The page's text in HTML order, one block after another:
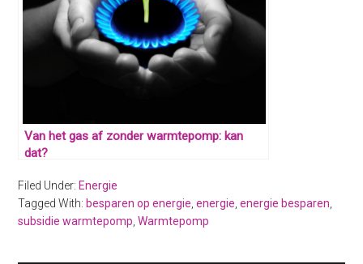
Van het gas af zonder warmtepomp: kan
dat?
Filed Under:Energie
Tagged With:besparen op energie ,energie ,energie besparen
subsidie warmtepomp ,Warmtepomp